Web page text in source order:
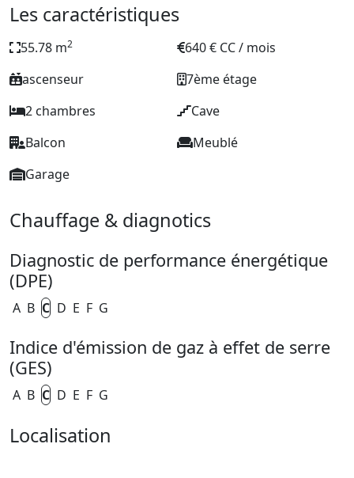
Les caractéristiques
55.78 m2
640 € CC / mois
ascenseur
7ème étage
2 chambres
Cave
Balcon
Meublé
Garage
Chauffage & diagnotics
Diagnostic de performance énergétique
(DPE)
A B C D E F G
Indice d'émission de gaz à effet de serre
(GES)
A B C D E F G
Localisation